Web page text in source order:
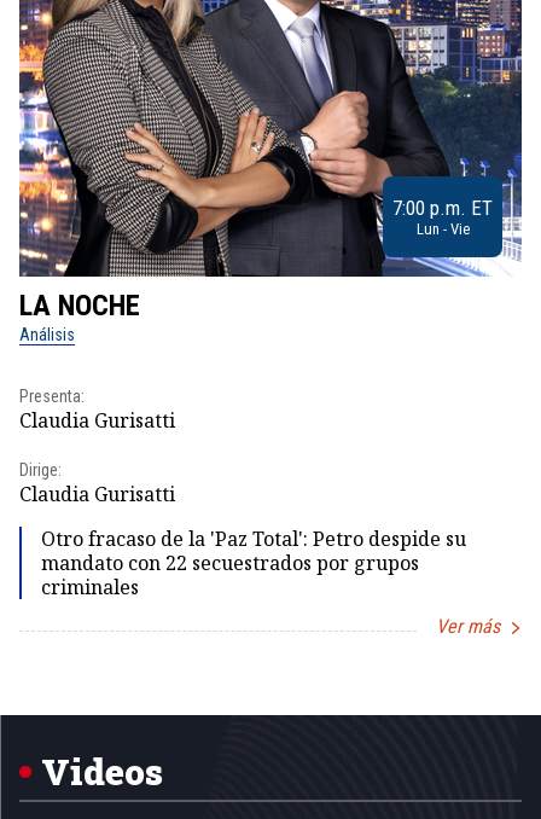
7:00 p.m. ET
Lun - Vie
LA NOCHE
Análisis
Presenta:
Claudia Gurisatti
Dirige:
Claudia Gurisatti
Otro fracaso de la 'Paz Total': Petro despide su
mandato con 22 secuestrados por grupos
criminales
Ver más
5
Videos